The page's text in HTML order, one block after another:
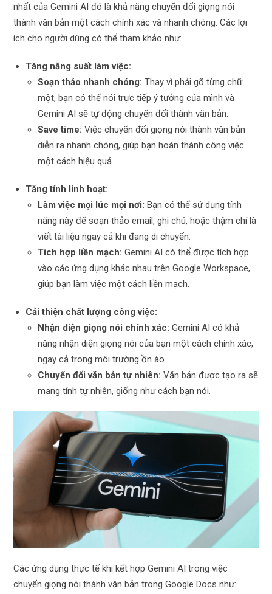
nhất của Gemini AI đó là khả năng chuyển đổi giọng nói
thành văn bản một cách chính xác và nhanh chóng. Các lợi
ích cho người dùng có thể tham khảo như:
Tăng năng suất làm việc:
Soạn thảo nhanh chóng: Thay vì phải gõ từng chữ
một, bạn có thể nói trực tiếp ý tưởng của mình và
Gemini AI sẽ tự động chuyển đổi thành văn bản.
Save time: Việc chuyển đổi giọng nói thành văn bản
diễn ra nhanh chóng, giúp bạn hoàn thành công việc
một cách hiệu quả.
Tăng tính linh hoạt:
Làm việc mọi lúc mọi nơi: Bạn có thể sử dụng tính
năng này để soạn thảo email, ghi chú, hoặc thậm chí là
viết tài liệu ngay cả khi đang di chuyển.
Tích hợp liền mạch: Gemini AI có thể được tích hợp
vào các ứng dụng khác nhau trên Google Workspace,
giúp bạn làm việc một cách liền mạch.
Cải thiện chất lượng công việc:
Nhận diện giọng nói chính xác: Gemini AI có khả
năng nhận diện giọng nói của bạn một cách chính xác,
ngay cả trong môi trường ồn ào.
Chuyển đổi văn bản tự nhiên: Văn bản được tạo ra sẽ
mang tính tự nhiên, giống như cách bạn nói.
Các ứng dụng thực tế khi kết hợp Gemini AI trong việc
chuyển giọng nói thành văn bản trong Google Docs như: